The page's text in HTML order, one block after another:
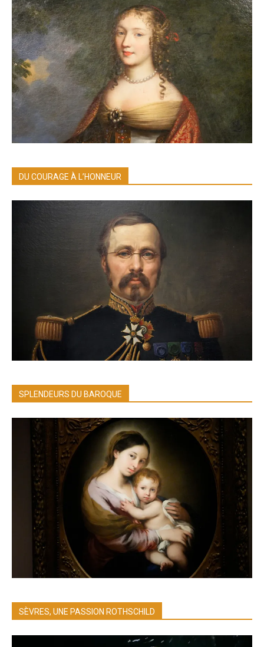
DU COURAGE À L’HONNEUR
SPLENDEURS DU BAROQUE
SÈVRES, UNE PASSION ROTHSCHILD